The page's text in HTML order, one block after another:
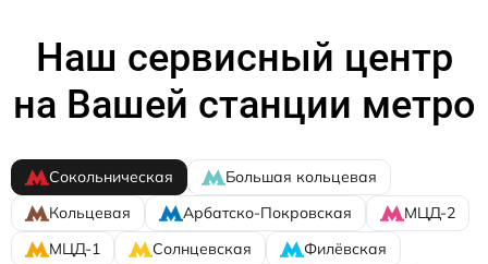
Наш сервисный центр
на Вашей станции метро
Сокольническая
Большая кольцевая
Кольцевая
Арбатско-Покровская
МЦД-2
МЦД-1
Солнцевская
Филёвская